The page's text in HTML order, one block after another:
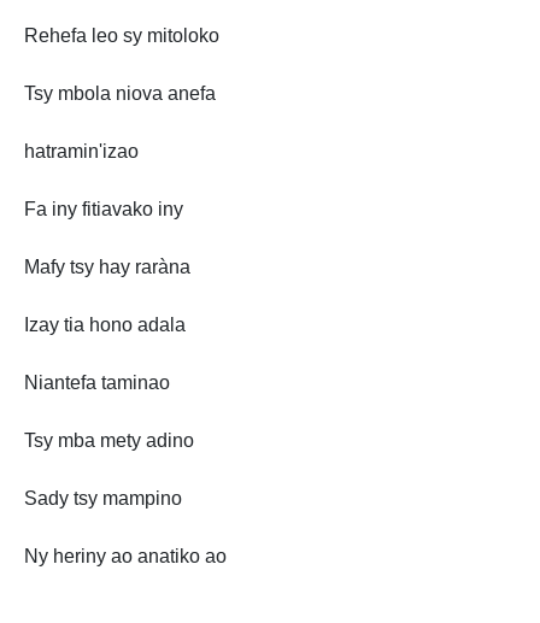
Rehefa leo sy mitoloko
Tsy mbola niova anefa
hatramin'izao
Fa iny fitiavako iny
Mafy tsy hay raràna
Izay tia hono adala
Niantefa taminao
Tsy mba mety adino
Sady tsy mampino
Ny heriny ao anatiko ao